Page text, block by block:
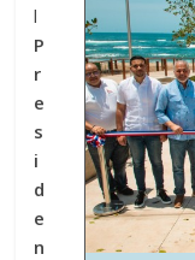
l
P
r
e
s
i
d
e
n